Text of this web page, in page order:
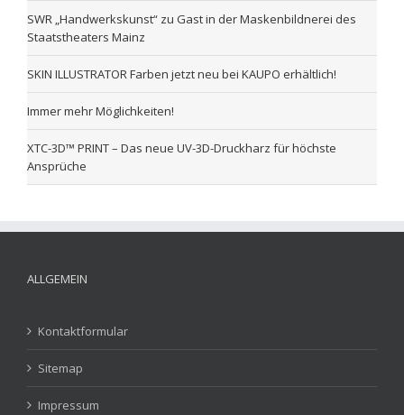
SWR „Handwerkskunst“ zu Gast in der Maskenbildnerei des
Staatstheaters Mainz
SKIN ILLUSTRATOR Farben jetzt neu bei KAUPO erhältlich!
Immer mehr Möglichkeiten!
XTC-3D™ PRINT – Das neue UV-3D-Druckharz für höchste
Ansprüche
ALLGEMEIN
Kontaktformular
Sitemap
Impressum